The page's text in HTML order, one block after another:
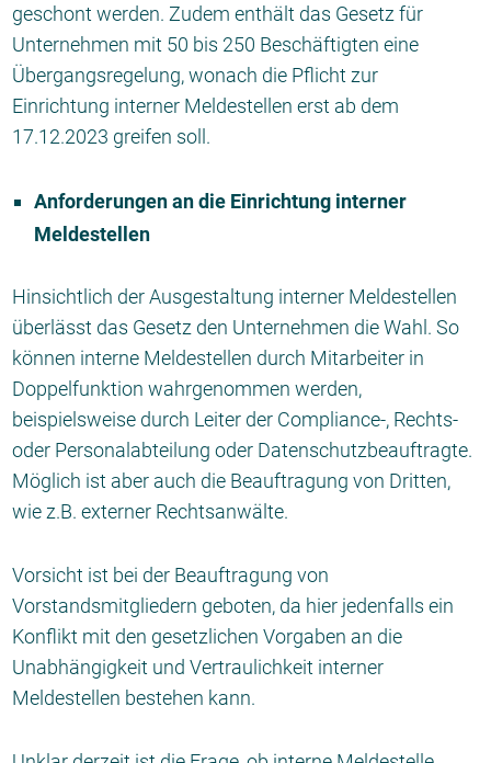
geschont werden. Zudem enthält das Gesetz für
Unternehmen mit 50 bis 250 Beschäftigten eine
Übergangsregelung, wonach die Pflicht zur
Einrichtung interner Meldestellen erst ab dem
17.12.2023 greifen soll.
Anforderungen an die Einrichtung interner
Meldestellen
Hinsichtlich der Ausgestaltung interner Meldestellen
überlässt das Gesetz den Unternehmen die Wahl. So
können interne Meldestellen durch Mitarbeiter in
Doppelfunktion wahrgenommen werden,
beispielsweise durch Leiter der Compliance-, Rechts-
oder Personalabteilung oder Datenschutzbeauftragte.
Möglich ist aber auch die Beauftragung von Dritten,
wie z.B. externer Rechtsanwälte.
Vorsicht ist bei der Beauftragung von
Vorstandsmitgliedern geboten, da hier jedenfalls ein
Konflikt mit den gesetzlichen Vorgaben an die
Unabhängigkeit und Vertraulichkeit interner
Meldestellen bestehen kann.